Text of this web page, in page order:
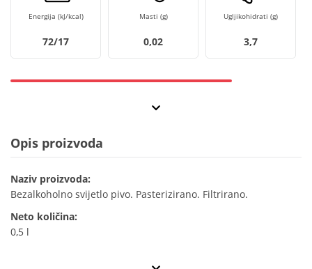
Energija (kJ/kcal)
72/17
Masti (g)
0,02
Ugljikohidrati (g)
3,7
Opis proizvoda
Naziv proizvoda:
Bezalkoholno svijetlo pivo. Pasterizirano. Filtrirano.
Neto količina:
0,5 l